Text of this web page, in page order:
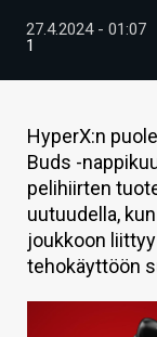
TECHBBS
KAUPPA
VAIHDA TEEMA
27.4.2024 - 01:07
1
HyperX:n
Buds -
pelihiirten
uutuudella,
joukkoon
tehokäyttöön